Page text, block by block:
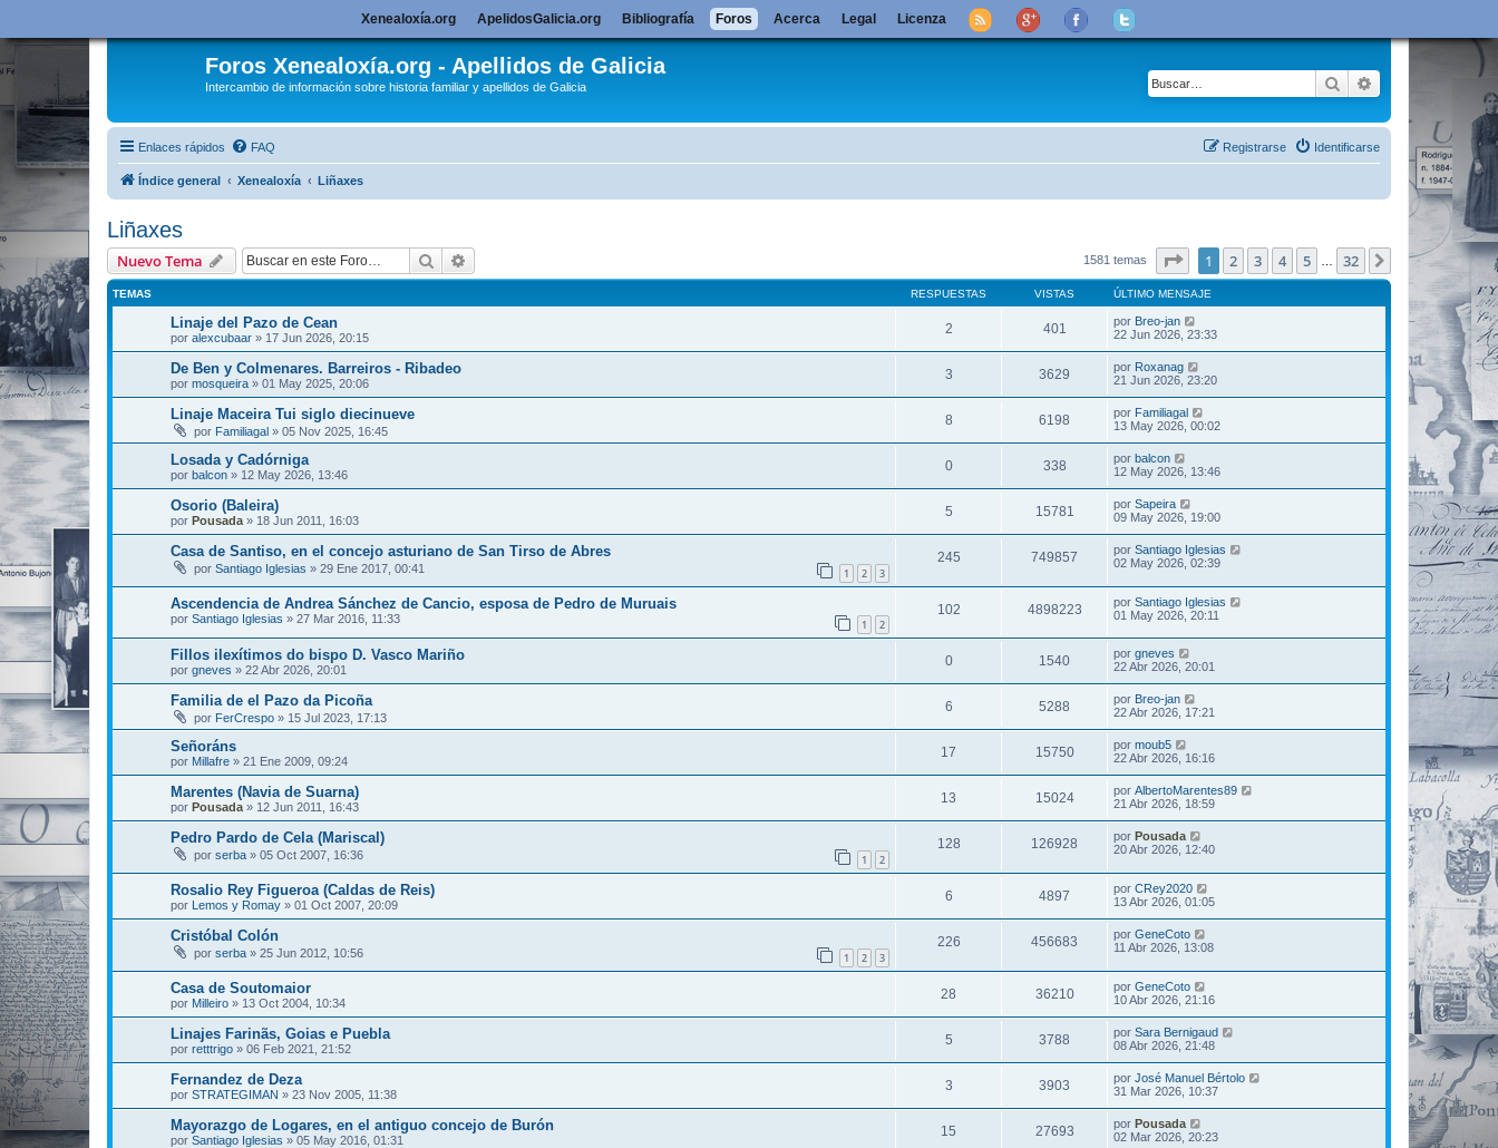
Foros Xenealoxía.org - Apellidos de Galicia
Intercambio de información sobre historia familiar y apellidos de Galicia Buscar Búsqueda
Enlaces rápidos FAQ Identificarse
Registrarse
Índice general Xenealoxía Liñaxes
Liñaxes
Nuevo Tema Buscar 1581 temas Página1 de 32
1 2 3 4 5 32 Siguiente
TEMAS RESPUESTAS VISTAS ÚLTIMO MENSAJE
Linaje del Pazo de Cean
por alexcubaar » 17 Jun 2026, 20:15
2 401 por Breo-jan
22 Jun 2026, 23:33
De Ben y Colmenares. Barreiros - Ribadeo
por mosqueira » 01 May 2025, 20:06
3 3629 por Roxanag
21 Jun 2026, 23:20
Linaje Maceira Tui siglo diecinueve
por Familiagal » 05 Nov 2025, 16:45
8 6198 por Familiagal
13 May 2026, 00:02
Losada y Cadórniga
por balcon » 12 May 2026, 13:46
0 338 por balcon
12 May 2026, 13:46
Osorio (Baleira)
por Pousada » 18 Jun 2011, 16:03
5 15781 por Sapeira
09 May 2026, 19:00
Casa de Santiso, en el concejo asturiano de San Tirso de Abres
por Santiago Iglesias » 29 Ene 2017, 00:41 1 2 3
245 749857 por Santiago Iglesias
02 May 2026, 02:39
Ascendencia de Andrea Sánchez de Cancio, esposa de Pedro de Muruais
por Santiago Iglesias » 27 Mar 2016, 11:33 1 2
102 4898223 por Santiago Iglesias
01 May 2026, 20:11
Fillos ilexítimos do bispo D. Vasco Mariño
por gneves » 22 Abr 2026, 20:01
0 1540 por gneves
22 Abr 2026, 20:01
Familia de el Pazo da Picoña
por FerCrespo » 15 Jul 2023, 17:13
6 5288 por Breo-jan
22 Abr 2026, 17:21
Señoráns
por Millafre » 21 Ene 2009, 09:24
17 15750 por moub5
22 Abr 2026, 16:16
Marentes (Navia de Suarna)
por Pousada » 12 Jun 2011, 16:43
13 15024 por AlbertoMarentes89
21 Abr 2026, 18:59
Pedro Pardo de Cela (Mariscal)
por serba » 05 Oct 2007, 16:36 1 2
128 126928 por Pousada
20 Abr 2026, 12:40
Rosalio Rey Figueroa (Caldas de Reis)
por Lemos y Romay » 01 Oct 2007, 20:09
6 4897 por CRey2020
13 Abr 2026, 01:05
Cristóbal Colón
por serba » 25 Jun 2012, 10:56 1 2 3
226 456683 por GeneCoto
11 Abr 2026, 13:08
Casa de Soutomaior
por Milleiro » 13 Oct 2004, 10:34
28 36210 por GeneCoto
10 Abr 2026, 21:16
Linajes Farinãs, Goias e Puebla
por retttrigo » 06 Feb 2021, 21:52
5 3788 por Sara Bernigaud
08 Abr 2026, 21:48
Fernandez de Deza
por STRATEGIMAN » 23 Nov 2005, 11:38
3 3903 por José Manuel Bértolo
31 Mar 2026, 10:37
Mayorazgo de Logares, en el antiguo concejo de Burón
por Santiago Iglesias » 05 May 2016, 01:31
15 27693 por Pousada
02 Mar 2026, 20:23
Xenealoxía.org ApelidosGalicia.org Bibliografía Foros Acerca Legal Licenza